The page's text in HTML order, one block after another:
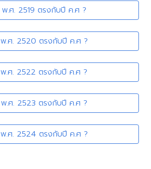
พ.ศ. 2519 ตรงกับปี ค.ศ ?
พ.ศ. 2520 ตรงกับปี ค.ศ ?
พ.ศ. 2522 ตรงกับปี ค.ศ ?
พ.ศ. 2523 ตรงกับปี ค.ศ ?
พ.ศ. 2524 ตรงกับปี ค.ศ ?